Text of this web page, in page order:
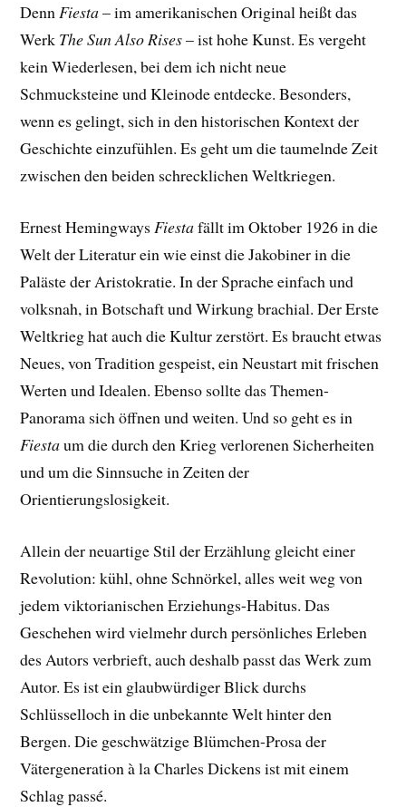
DennFiesta– im amerikanischen Original heißt das
Werk The Sun Also Rises– ist hohe Kunst. Es vergeht
kein Wiederlesen, bei dem ich nicht neue
Schmucksteine und Kleinode entdecke. Besonders,
wenn es gelingt, sich in den historischen Kontext der
Geschichte einzufühlen. Es geht um die taumelnde Zeit
zwischen den beiden schrecklichen Weltkriegen.
Ernest HemingwaysFiestafällt im Oktober 1926 in die
Welt der Literatur ein wie einst die Jakobiner in die
Paläste der Aristokratie. In der Sprache einfach und
volksnah, in Botschaft und Wirkung brachial. Der Erste
Weltkrieg hat auch die Kultur zerstört. Es braucht etwas
Neues, von Tradition gespeist, ein Neustart mit frischen
Werten und Idealen. Ebenso sollte das Themen-
Panorama sich öffnen und weiten. Und so geht es in
Fiestaum die durch den Krieg verlorenen Sicherheiten
und um die Sinnsuche in Zeiten der
Orientierungslosigkeit.
Allein der neuartige Stil der Erzählung gleicht einer
Revolution: kühl, ohne Schnörkel, alles weit weg von
jedem viktorianischen Erziehungs-Habitus. Das
Geschehen wird vielmehr durch persönliches Erleben
des Autors verbrieft, auch deshalb passt das Werk zum
Autor. Es ist ein glaubwürdiger Blick durchs
Schlüsselloch in die unbekannte Welt hinter den
Bergen. Die geschwätzige Blümchen-Prosa der
Vätergeneration à la Charles Dickens ist mit einem
Schlag passé.